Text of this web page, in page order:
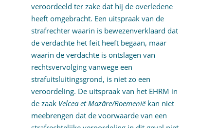
veroordeeld ter zake dat hij de overledene
heeft omgebracht. Een uitspraak van de
strafrechter waarin is bewezenverklaard dat
de verdachte het feit heeft begaan, maar
waarin de verdachte is ontslagen van
rechtsvervolging vanwege een
strafuitsluitingsgrond, is niet zo een
veroordeling. De uitspraak van het EHRM in
de zaak Velcea et Mazăre/Roemeniëkan niet
meebrengen dat de voorwaarde van een